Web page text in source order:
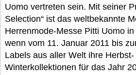
Uomo vertreten sein. Mit seiner
Selection“ ist das weltbekannte
Herrenmode-Messe Pitti Uomo
wenn vom 11. Januar 2011 bis
Labels aus aller Welt ihre Herbst-
Winterkollektionen für das Jahr